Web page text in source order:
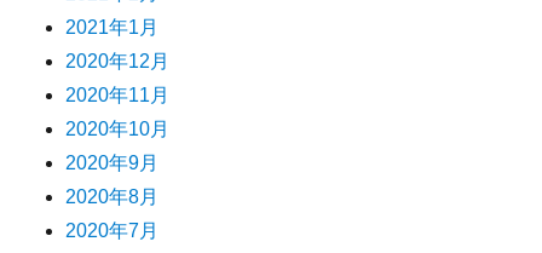
2021年1月
2020年12月
2020年11月
2020年10月
2020年9月
2020年8月
2020年7月